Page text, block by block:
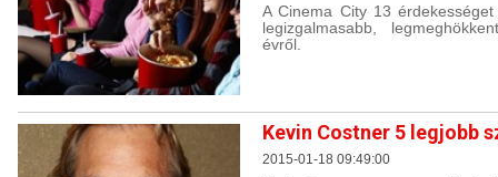
A Cinema City 13
legizgalmasabb,
évről.
Kevin Costner 5 legjobb
2015-01-18 09:49:00